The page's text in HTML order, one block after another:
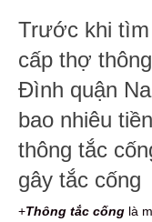
Trước khi tìm
cấp thợ
Đình quận
bao nhiêu
thông tắc
gây tắc cống
+Thông tắc cống là